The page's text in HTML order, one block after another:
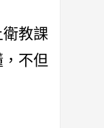
教課
不但